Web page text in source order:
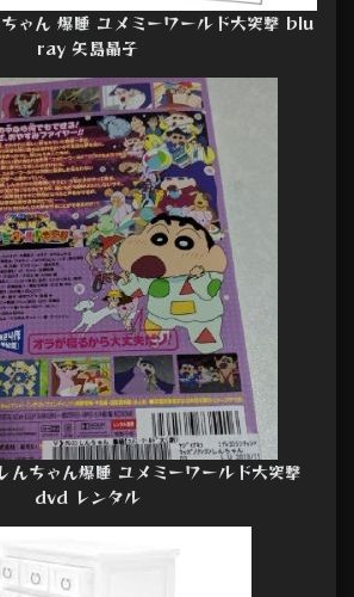
ゃん 爆睡 ユメミーワールド大突撃 blu
ray 矢島晶子
んちゃん爆睡 ユメミーワールド大突撃
dvd レンタル